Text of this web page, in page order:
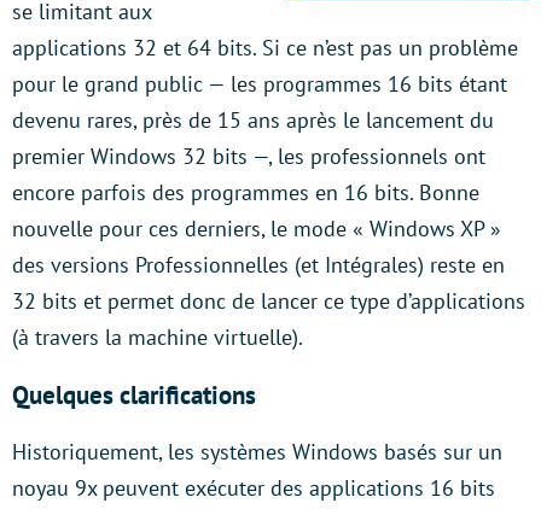
se limitant aux
applications 32 et 64 bits. Si ce n’est pas un problème
pour le grand public — les programmes 16 bits étant
devenu rares, près de 15 ans après le lancement du
premier Windows 32 bits —, les professionnels ont
encore parfois des programmes en 16 bits. Bonne
nouvelle pour ces derniers, le mode « Windows XP »
des versions Professionnelles (et Intégrales) reste en
32 bits et permet donc de lancer ce type d’applications
(à travers la machine virtuelle).
Quelques clarifications
Historiquement, les systèmes Windows basés sur un
noyau 9x peuvent exécuter des applications 16 bits